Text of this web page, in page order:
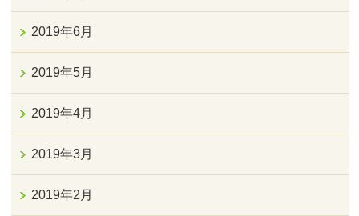
2019年6月
2019年5月
2019年4月
2019年3月
2019年2月